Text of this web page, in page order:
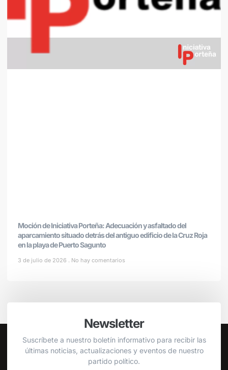
Moción de Iniciativa Porteña: Adecuación y asfaltado del
aparcamiento situado detrás del antiguo edificio de la Cruz Roja
en la playa de Puerto Sagunto
3 de julio de 2026 No hay comentarios
Newsletter
Suscríbete a nuestro boletín informativo para recibir las
últimas noticias, actualizaciones y eventos de nuestro
partido político.